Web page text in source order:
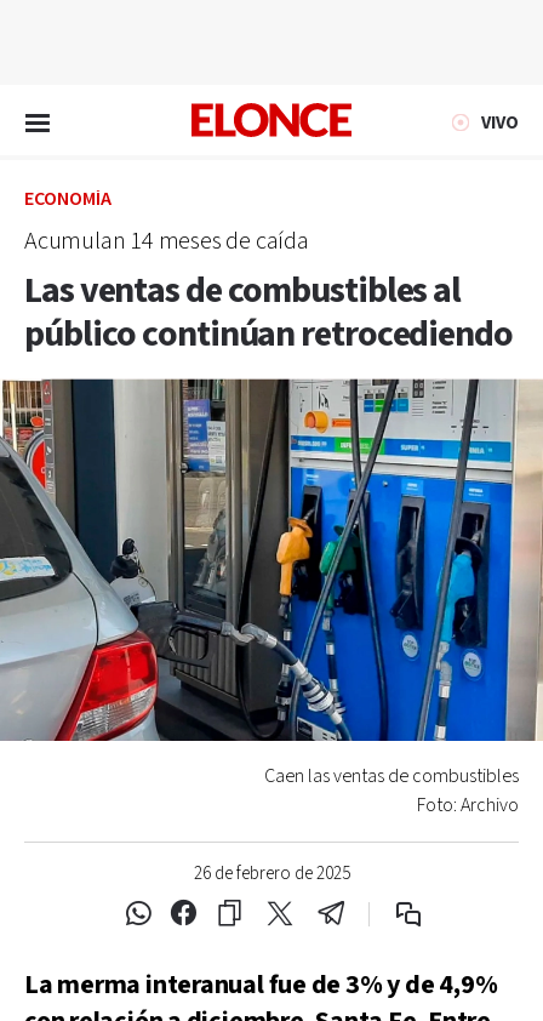
VIVO
ECONOMÍA
Acumulan 14 meses de caída
Las ventas de combustibles al
público continúan retrocediendo
26 de febrero de 2025
Caen las ventas de combustibles
Foto: Archivo
La merma interanual fue de 3% y de 4,9%